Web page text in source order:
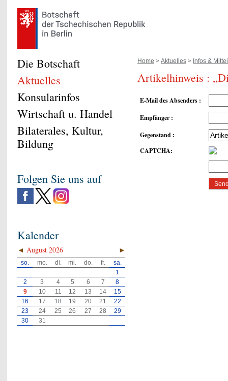
Home > Aktuelles > Infos &
Artikelhinweis :
E-Mail des Absenders :
Empfänger :
Gegenstand :
CAPTCHA:
Die Botschaft
Aktuelles
Konsularinfos
Wirtschaft u. Handel
Bilaterales, Kultur,
Bildung
Folgen Sie uns auf
Kalender
◄ ►
August 2026
so. mo. di. mi. do. fr.
sa.
1
2
3 4 5 6 7
8
9
10 11 12 13 14
15
16
17 18 19 20 21
22
23
24 25 26 27 28
29
30
31